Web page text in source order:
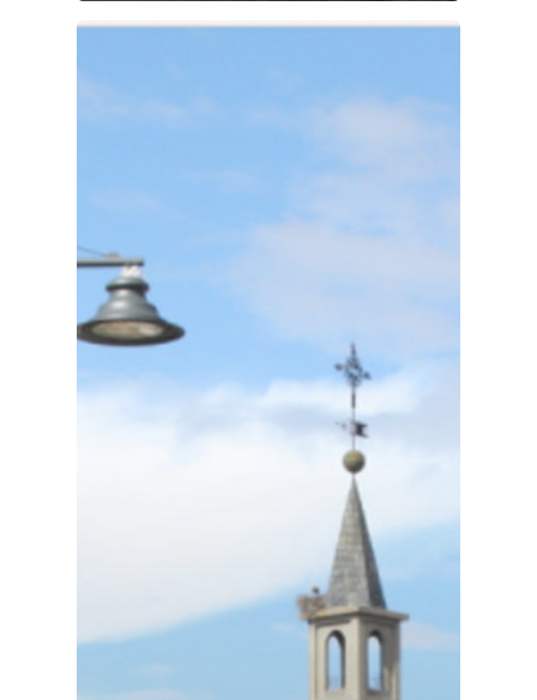
Talavera
Deportes
Medio Ambiente